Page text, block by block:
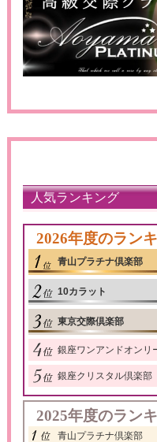
人気ランキング
2026年度のラン
青山プラチナ倶楽部
10カラット
東京交際倶楽部
銀座ワンアンドオンリ
銀座クリスタル倶楽部
2025年度のラン
青山プラチナ倶楽部